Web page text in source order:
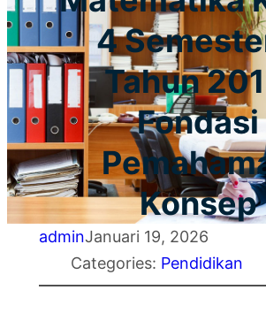
4
Tahun
Fondasi
Konsep
adminJanuari 19, 2026
Categories: Pendidikan